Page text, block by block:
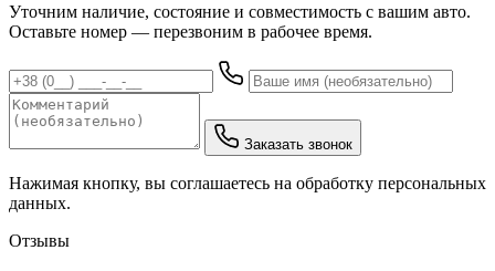
Уточним наличие, состояние и совместимость с вашим авто.
Оставьте номер — перезвоним в рабочее время.
Заказать звонок
Нажимая кнопку, вы соглашаетесь на обработку персональных
данных.
Отзывы